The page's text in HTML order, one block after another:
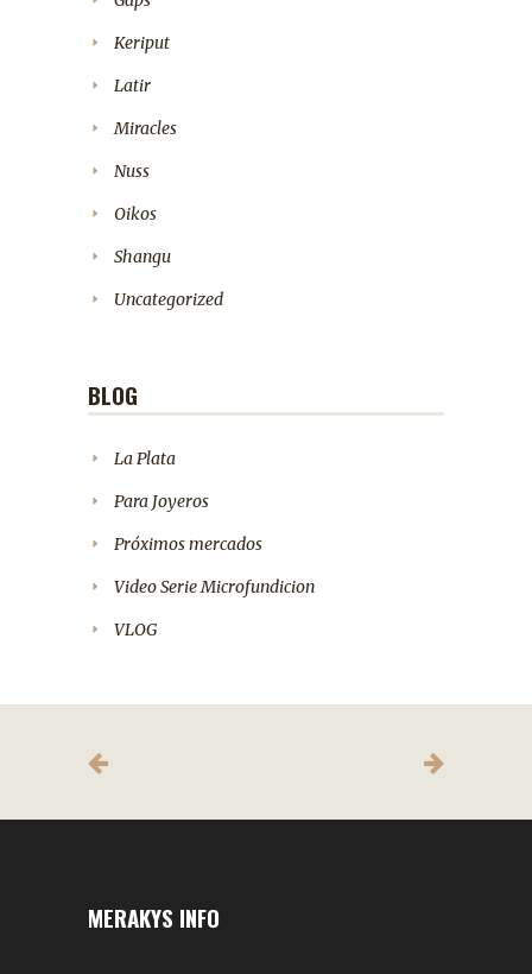
Keriput
Latir
Miracles
Nuss
Oikos
Shangu
Uncategorized
BLOG
La Plata
Para Joyeros
Próximos mercados
Video Serie Microfundicion
VLOG
MERAKYS INFO